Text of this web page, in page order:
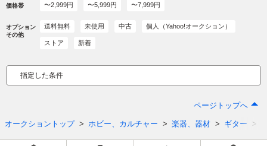
価格帯 〜2,999円 〜5,999円 〜7,999円
オプション
その他
送料無料 未使用 中古 個人（Yahoo!オークション）
ストア 新着
指定した条件
ページトップへ
オークショントップ ホビー、カルチャー 楽器、器材 ギター